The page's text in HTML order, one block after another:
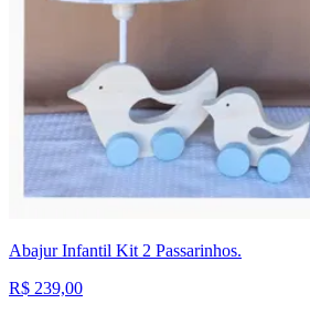
Abajur Infantil Kit 2 Passarinhos.
R$ 239,00